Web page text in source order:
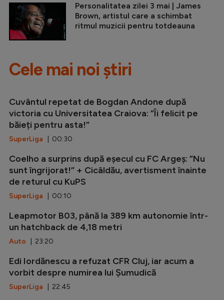
Personalitatea zilei 3 mai | James
Brown, artistul care a schimbat
ritmul muzicii pentru totdeauna
Cele mai noi știri
Cuvântul repetat de Bogdan Andone după
victoria cu Universitatea Craiova: ”Îi felicit pe
băieți pentru asta!”
SuperLiga | 00:30
Coelho a surprins după eșecul cu FC Argeș: ”Nu
sunt îngrijorat!” + Cicâldău, avertisment înainte
de returul cu KuPS
SuperLiga | 00:10
Leapmotor B03, până la 389 km autonomie într-
un hatchback de 4,18 metri
Auto | 23:20
Edi Iordănescu a refuzat CFR Cluj, iar acum a
vorbit despre numirea lui Șumudică
SuperLiga | 22:45